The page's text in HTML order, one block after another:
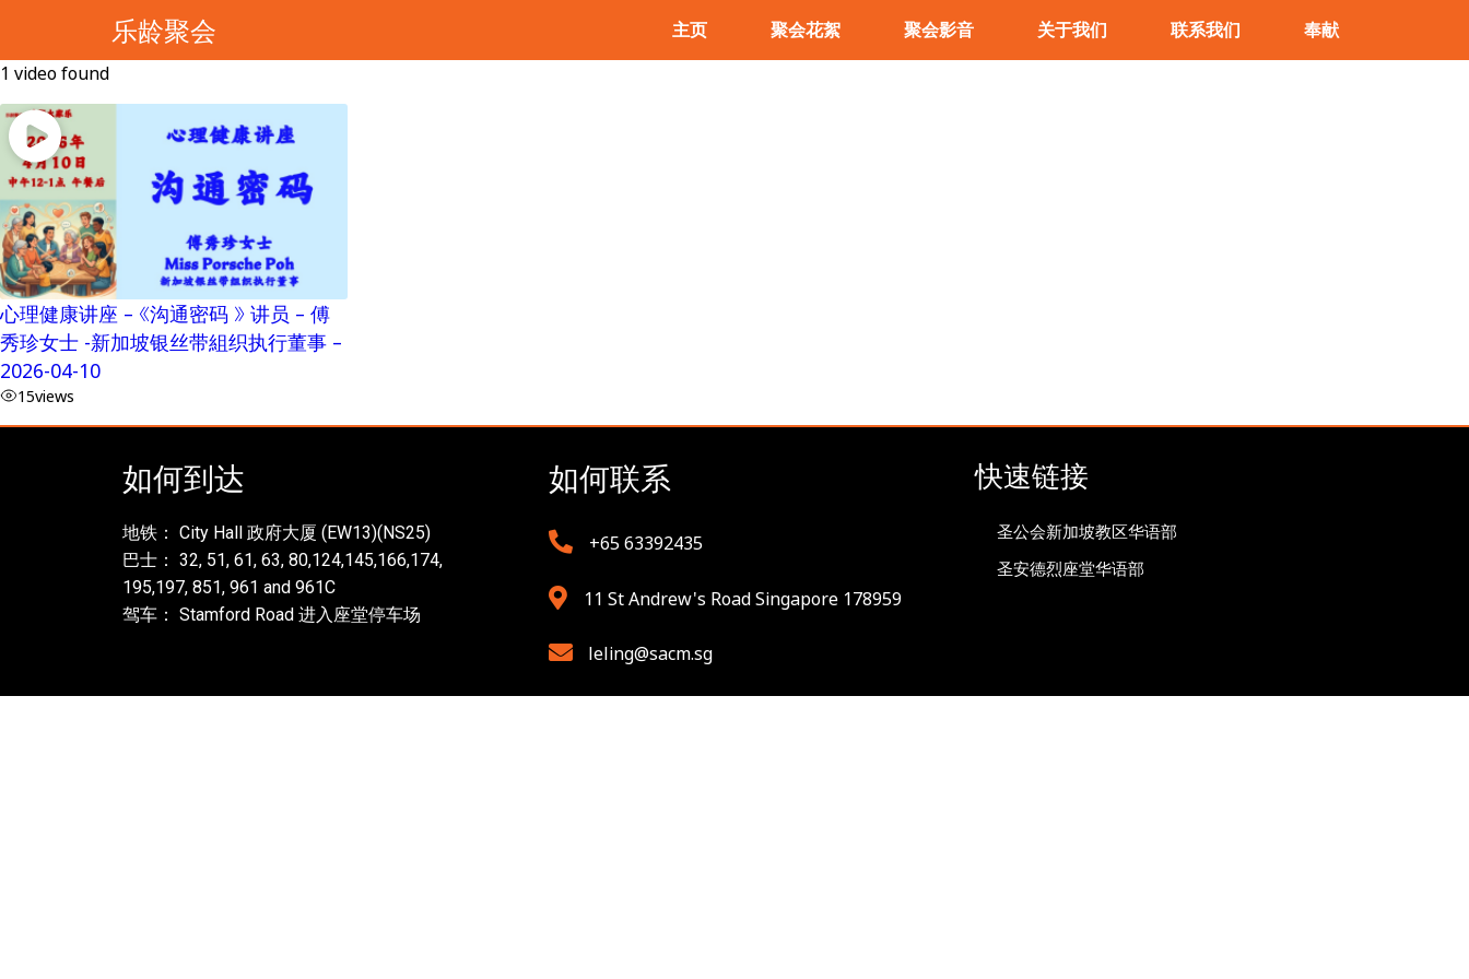
乐龄聚会 主页 聚会花絮 聚会影音 关于我们 联系我们
奉献
1 video found
心理健康讲座 – 《沟通密码 》 讲员 – 傅
秀珍女士 -新加坡银丝带組织执行董事 –
2026-04-10
15views
如何到达
地铁： City Hall 政府大厦 (EW13)(NS25)
巴士： 32, 51, 61, 63, 80,124,145,166,174,
195,197, 851, 961 and 961C
驾车： Stamford Road 进入座堂停车场
如何联系
+65 63392435
11 St Andrew's Road Singapore 178959
leling@sacm.sg
快速链接
圣公会新加坡教区华语部
圣安德烈座堂华语部